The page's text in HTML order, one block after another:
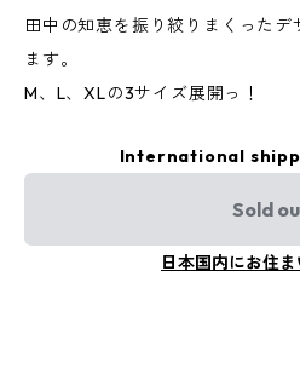
田中の知恵を振り絞りまくった
ます。
M、L、XLの3サイズ展開っ！
International
Sold
日本国内にお住